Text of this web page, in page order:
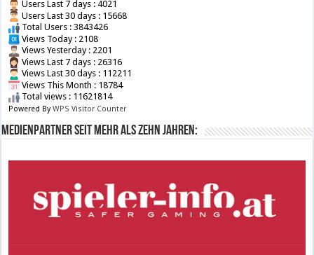
Users Last 7 days : 4021
Users Last 30 days : 15668
Total Users : 3843426
Views Today : 2108
Views Yesterday : 2201
Views Last 7 days : 26316
Views Last 30 days : 112211
Views This Month : 18784
Total views : 11621814
Powered ByWPS Visitor Counter
Medienpartner seit mehr als zehn Jahren: